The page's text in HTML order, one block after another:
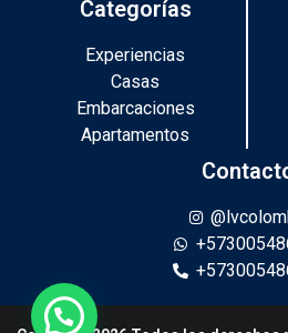
Categorías
Experiencias
Casas
Embarcaciones
Apartamentos